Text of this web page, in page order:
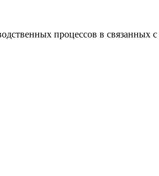
процессов в связанных